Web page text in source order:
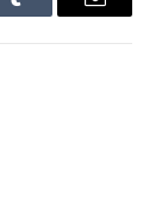
Tumblr Email